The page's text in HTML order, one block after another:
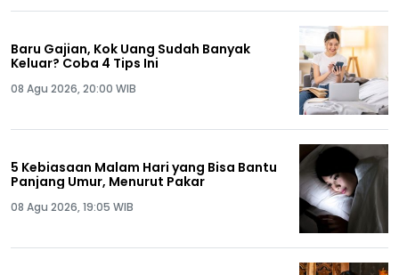
Baru Gajian, Kok Uang Sudah Banyak
Keluar? Coba 4 Tips Ini
08 Agu 2026, 20:00 WIB
5 Kebiasaan Malam Hari yang Bisa Bantu
Panjang Umur, Menurut Pakar
08 Agu 2026, 19:05 WIB